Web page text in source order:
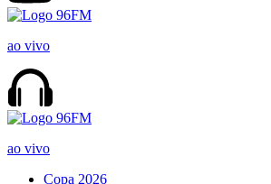
ao vivo
ao vivo
Copa 2026